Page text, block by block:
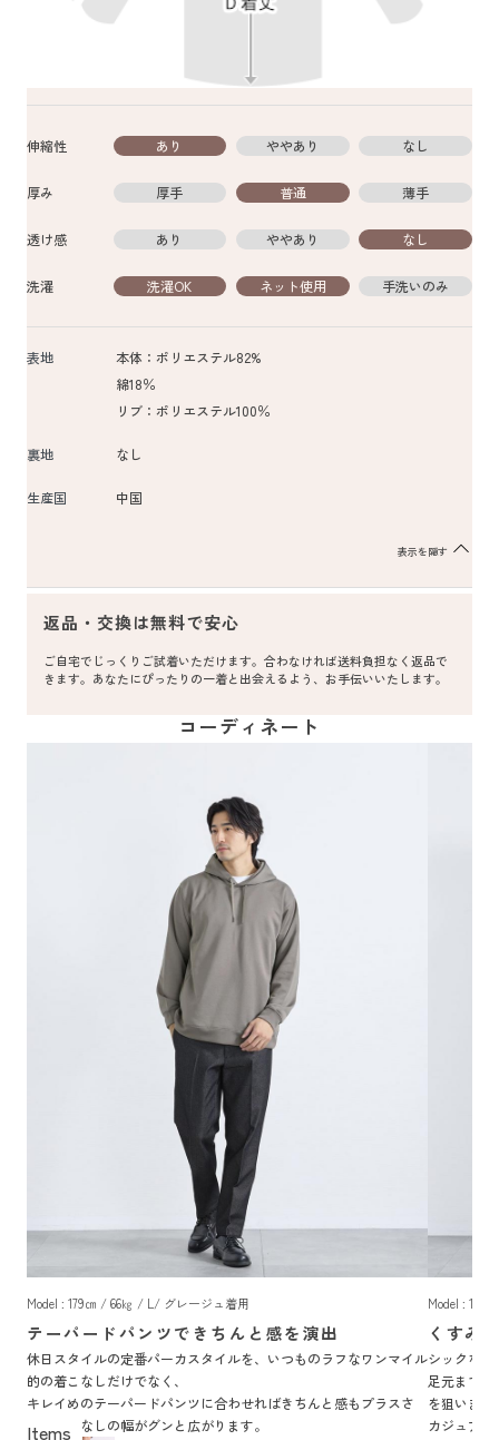
伸縮性 あり ややあり なし
厚み 厚手 普通 薄手
透け感 あり ややあり なし
洗濯 洗濯OK ネット使用 手洗いのみ
表地
本体：ポリエステル82%
綿18％
リブ：ポリエステル100％
裏地 なし
生産国 中国
表示を隠す
返品・交換は無料で安心
ご自宅でじっくりご試着いただけます。合わなければ送料負担なく返品で
きます。あなたにぴったりの一着と出会えるよう、お手伝いいたします。
コーディネート
Model : 179㎝ / 66㎏ / L/ グレージュ着用
テーパードパンツできちんと感を演出
休日スタイルの定番パーカスタイルを、いつものラフなワンマイル
的の着こなしだけでなく、
キレイめのテーパードパンツに合わせればきちんと感もプラスさ
れ、着こなしの幅がグンと広がります。
Model : 179
くすみ
シックな
足元まで
を狙いまし
カジュア